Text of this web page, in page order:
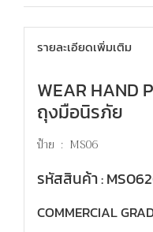
รายละเอียดเพิ่มเติม
WEAR HAND
ถุงมือนิรภัย
ป้าย : MS06
รหัสสินค้า :
COMMERCIAL